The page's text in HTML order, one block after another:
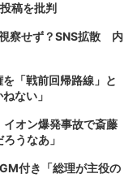
稿を批判
察せず？SNS拡散 内
「戦前回帰路線」と
ない」
オン爆発事故で斎藤
うなあ」
付き「総理が主役の